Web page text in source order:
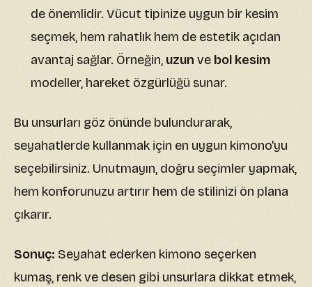
de önemlidir. Vücut tipinize uygun bir kesim
seçmek, hem rahatlık hem de estetik açıdan
avantaj sağlar. Örneğin, uzun ve bol kesim
modeller, hareket özgürlüğü sunar.
Bu unsurları göz önünde bulundurarak,
seyahatlerde kullanmak için en uygun kimono'yu
seçebilirsiniz. Unutmayın, doğru seçimler yapmak,
hem konforunuzu artırır hem de stilinizi ön plana
çıkarır.
Sonuç: Seyahat ederken kimono seçerken
kumaş, renk ve desen gibi unsurlara dikkat etmek,